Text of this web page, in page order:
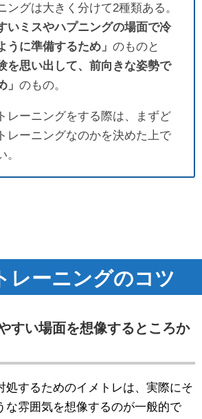
ングは大きく分けて2種類ある。
いミスやハプニングの場面で冷
うに準備するため」 のものと
を思い出して、前向きな姿勢で
のもの。
レーニングをする際は、まずど
レーニングなのかを決めた上で
レーニングのコツ
すい場面を想像するところか
処するためのイメトレは、実際にそ
な雰囲気を想像するのが一般的で